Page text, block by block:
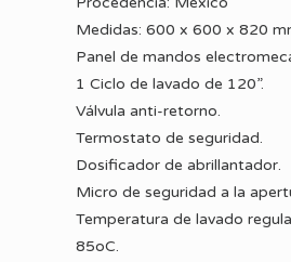
Medidas: 600 x 600 x 820
Panel de mandos
1 Ciclo de lavado de 120”.
Válvula anti-retorno.
Termostato de seguridad.
Dosificador de abrillantador.
Micro de seguridad a la
Temperatura de lavado
85oC.